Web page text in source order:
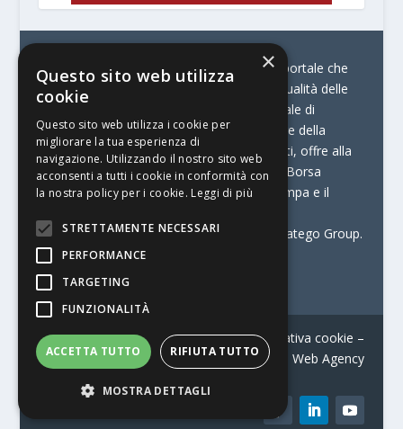
© Stratego Group –
stampamedia.net è il portale che
racconta le innovazioni tecnologiche e l’attualità delle
aziende di stampa e di converting. È il portale di
riferimento per chi opera in Italia nel settore della
comunicazione stampata. Oltre ai contenuti, offre alla
propria community diversi servizi come:
la Borsa
Lavoro, la Print Connection, i Big della Stampa e il
Stampamedia.net è una delle testate di Stratego Group.
Partita IVA07921450156
Contatti–Informativa privacy–Informativa cookie –
Web Agency
×
Questo sito web utilizza
cookie
Questo sito web utilizza i cookie per
migliorare la tua esperienza di
navigazione. Utilizzando il nostro sito web
acconsenti a tutti i cookie in conformità con
la nostra policy per i cookie. Leggi di più
STRETTAMENTE NECESSARI
PERFORMANCE
TARGETING
FUNZIONALITÀ
ACCETTA TUTTO RIFIUTA TUTTO
MOSTRA DETTAGLI